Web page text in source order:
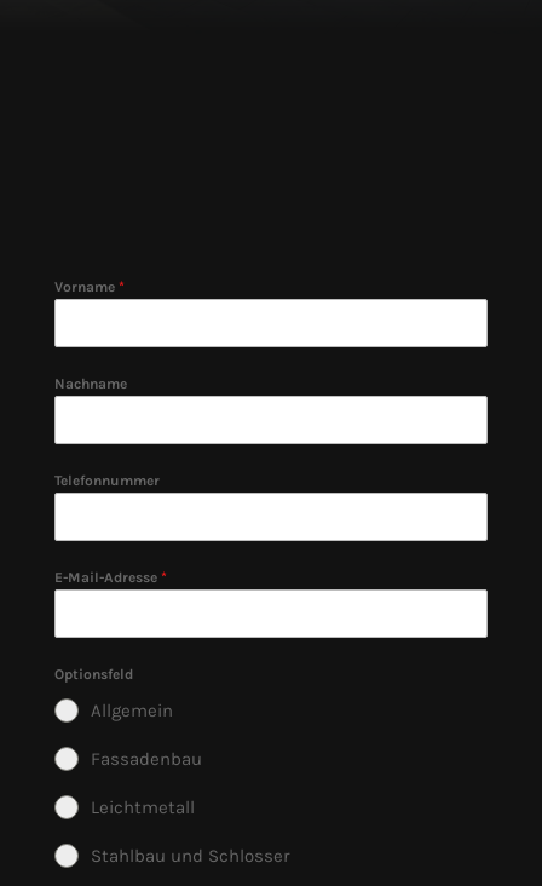
Vorname *
Nachname
Telefonnummer
E-Mail-Adresse *
Optionsfeld
Allgemein
Fassadenbau
Leichtmetall
Stahlbau und Schlosser